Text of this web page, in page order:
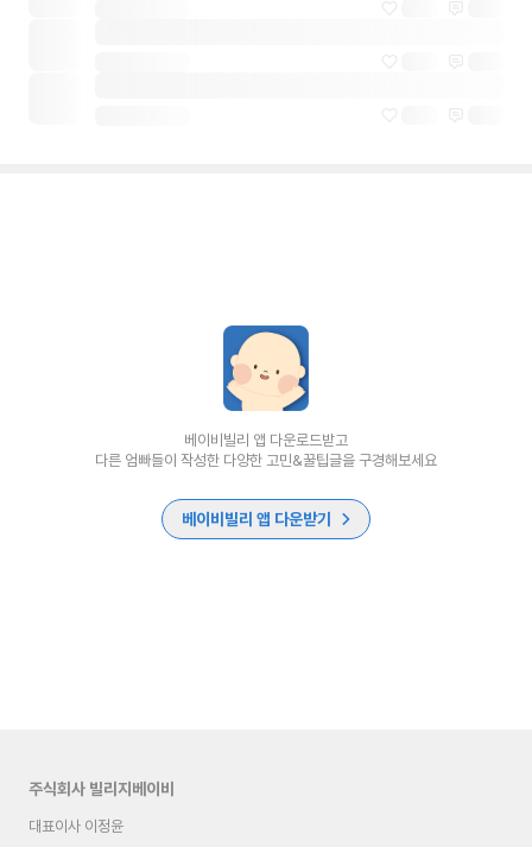
베이비빌리 앱 다운로드받고
다른 엄빠들이 작성한 다양한 고민&꿀팁글을 구경해보세요
베이비빌리 앱 다운받기
주식회사 빌리지베이비
대표이사 이정윤